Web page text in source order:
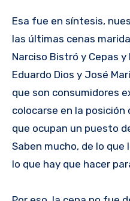
Esa fue en síntesis,
las últimas cenas
Narciso Bistró y Cepas y
Eduardo Dios y José
que son consumidores
colocarse en la posición
que ocupan un puesto
Saben mucho, de lo
lo que hay que hacer